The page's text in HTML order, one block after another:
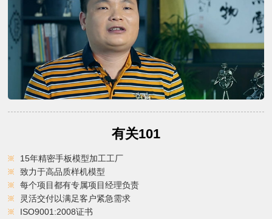
有关101
15年精密手板模型加工工厂
致力于高品质样机模型
每个项目都有专属项目经理负责
灵活交付以满足客户紧急需求
ISO9001:2008证书